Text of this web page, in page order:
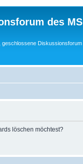
des
geschlossene
löschen möchtest?